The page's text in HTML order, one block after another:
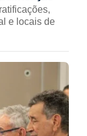
e locais de